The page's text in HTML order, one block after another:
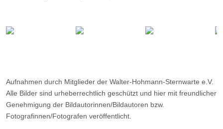
Aufnahmen durch Mitglieder der Walter-Hohmann-Sternwarte e.V.
Alle Bilder sind urheberrechtlich geschützt und hier mit freundlicher
Genehmigung der Bildautorinnen/Bildautoren bzw.
Fotografinnen/Fotografen veröffentlicht.